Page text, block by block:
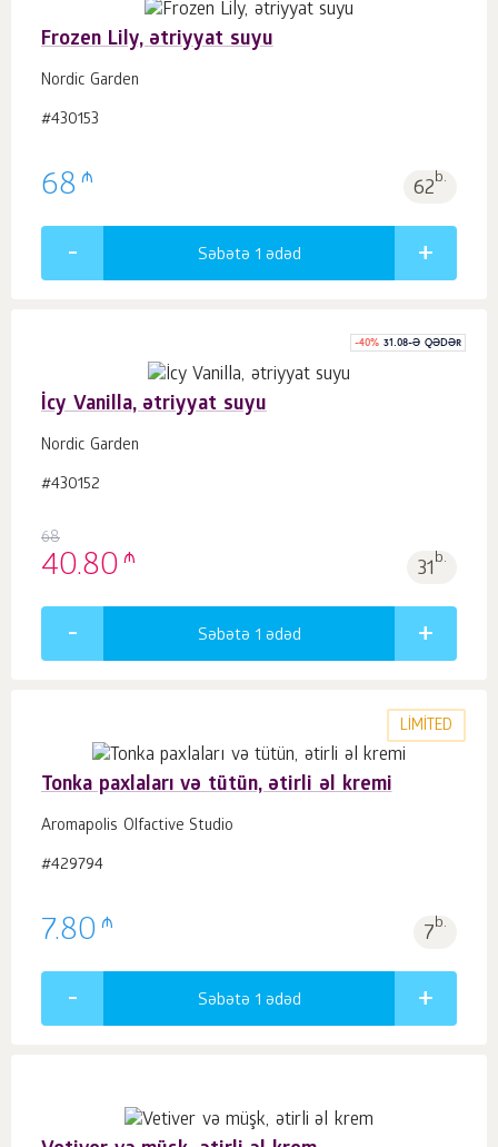
Frozen Lily, ətriyyat suyu
Nordic Garden
#430153
68 ₼ 62b.
Səbətə 1 ədəd
-40% 31.08-Ə QƏDƏR
İcy Vanilla, ətriyyat suyu
Nordic Garden
#430152
68
40.80 ₼ 31b.
Səbətə 1 ədəd
LIMITED
Tonka paxlaları və tütün, ətirli əl kremi
Aromapolis Olfactive Studio
#429794
7.80 ₼ 7b.
Səbətə 1 ədəd